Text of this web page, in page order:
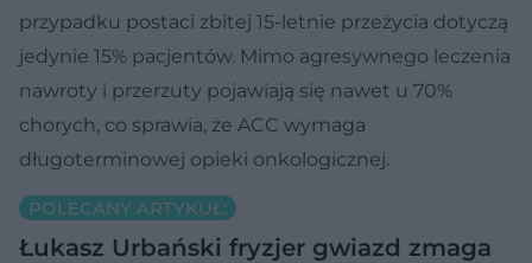
przypadku postaci zbitej 15-letnie przeżycia dotyczą
jedynie 15% pacjentów. Mimo agresywnego leczenia
nawroty i przerzuty pojawiają się nawet u 70%
chorych, co sprawia, że ACC wymaga
długoterminowej opieki onkologicznej.
POLECANY ARTYKUŁ:
Łukasz Urbański fryzjer gwiazd zmaga